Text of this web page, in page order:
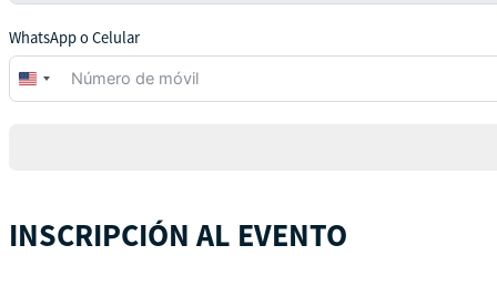
WhatsApp o Celular
United
States
INSCRIPCIÓN AL EVENTO